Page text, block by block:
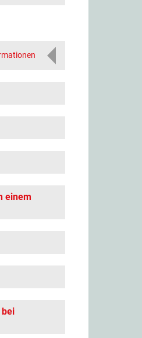
einem
bei